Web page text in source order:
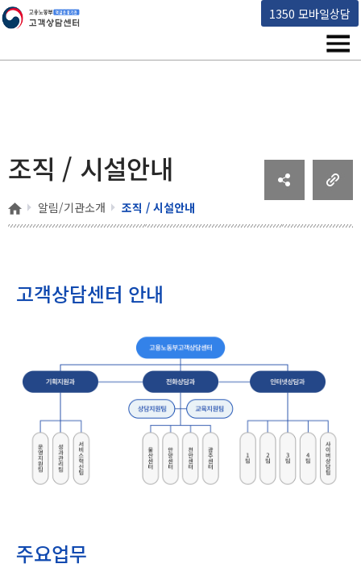
1350 모바일상담
고용노동부 책임운영기관 고객상담센터
메
조직 / 시설안내
홈 알림/기관소개 조직 / 시설안내
고객상담센터 안내
주요업무